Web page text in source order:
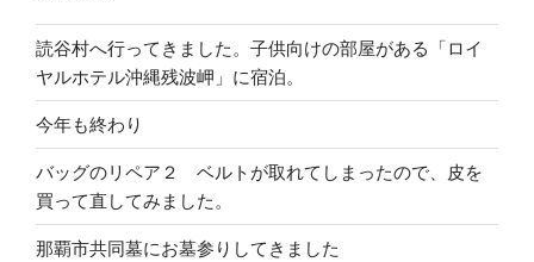
読谷村へ行ってきました。子供向けの部屋がある「ロイ
ヤルホテル沖縄残波岬」に宿泊。
今年も終わり
バッグのリペア２ ベルトが取れてしまったので、皮を
買って直してみました。
那覇市共同墓にお墓参りしてきました